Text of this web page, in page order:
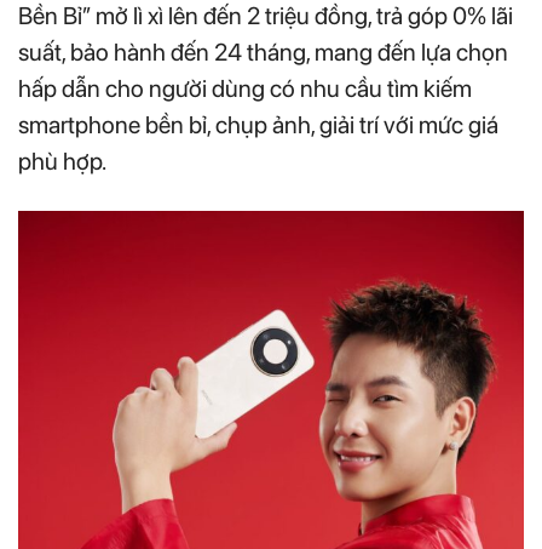
Bền Bỉ” mở lì xì lên đến 2 triệu đồng, trả góp 0% lãi
suất, bảo hành đến 24 tháng, mang đến lựa chọn
hấp dẫn cho người dùng có nhu cầu tìm kiếm
smartphone bền bỉ, chụp ảnh, giải trí với mức giá
phù hợp.